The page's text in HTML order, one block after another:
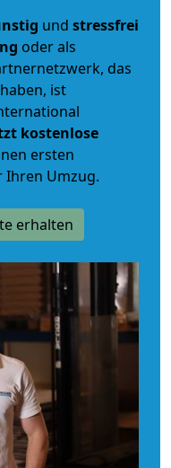
und stressfrei
oder als
das
ist
kostenlose
ersten
Ihren Umzug.
erhalten